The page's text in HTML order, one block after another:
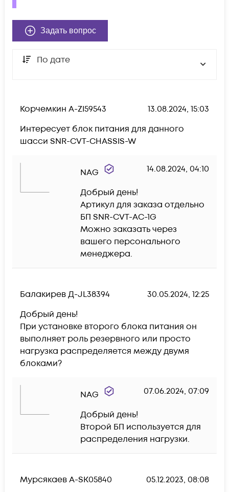
Задать вопрос
По дате
Корчемкин А-ZI59543
13.08.2024, 15:03
Интересует блок питания для данного
шасси SNR-CVT-CHASSIS-W
NAG 14.08.2024, 04:10
Добрый день!
Артикул для заказа отдельно
БП SNR-CVT-AC-1G
Можно заказать через
вашего персонального
менеджера.
Балакирев Д-JL38394
30.05.2024, 12:25
Добрый день!
При установке второго блока питания он
выполняет роль резервного или просто
нагрузка распределяется между двумя
блоками?
NAG 07.06.2024, 07:09
Добрый день!
Второй БП используется для
распределения нагрузки.
Мурсякаев А-SK05840
05.12.2023, 08:08